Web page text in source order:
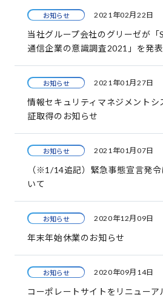
お知らせ 2021年02月22日
当社グループ会社のグリーゼが「
通信企業の意識調査2021」を発
お知らせ 2021年01月27日
情報セキュリティマネジメントシ
証取得のお知らせ
お知らせ 2021年01月07日
（※1/14追記）緊急事態宣言発
いて
お知らせ 2020年12月09日
年末年始休業のお知らせ
お知らせ 2020年09月14日
コーポレートサイトをリニューア